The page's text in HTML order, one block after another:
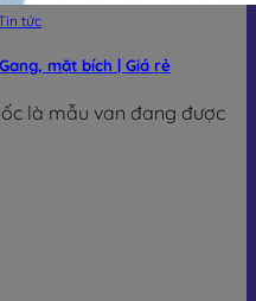
tức
mặt bích | Giá rẻ
là mẫu van đang được